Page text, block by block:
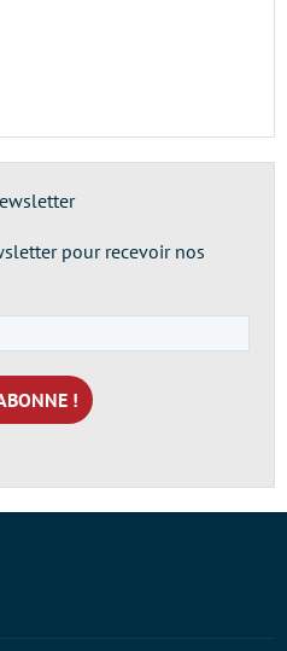
pour recevoir nos
e-
mail
*